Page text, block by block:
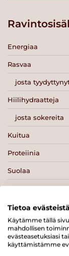
Energiaa
Rasvaa
josta
Hiilihydraatteja
josta sokereita
Kuitua
Proteiinia
Suolaa
Tulosta sivu
Tietoa evästeistä
Käytämme tällä
mahdollisen
evästeasetuksiasi
käyttämistämme